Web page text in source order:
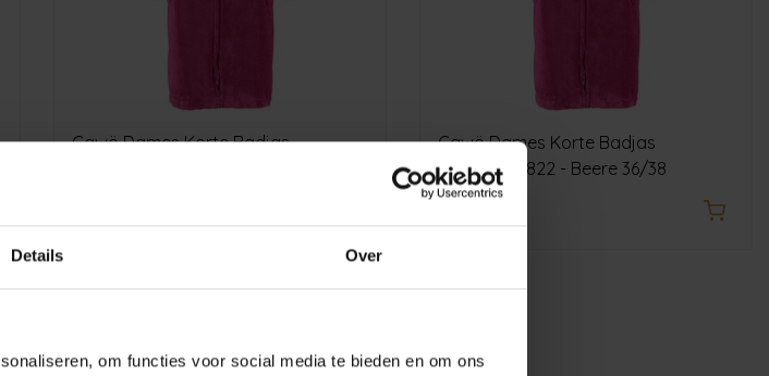
Details Over
om functies voor social media te bieden en om ons
Cawö Dames Korte Badjas
Cawö Dames Korte Badjas
Capuchon 822 - Beere 36/38